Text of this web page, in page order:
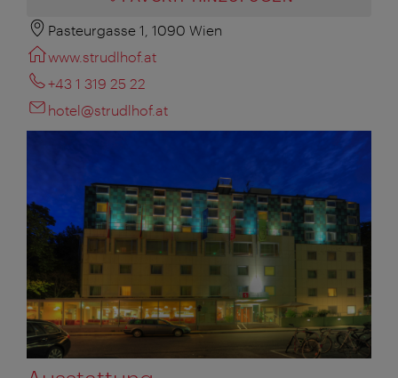
Pasteurgasse 1, 1090 Wien
www.strudlhof.at
+43 1 319 25 22
hotel@strudlhof.at